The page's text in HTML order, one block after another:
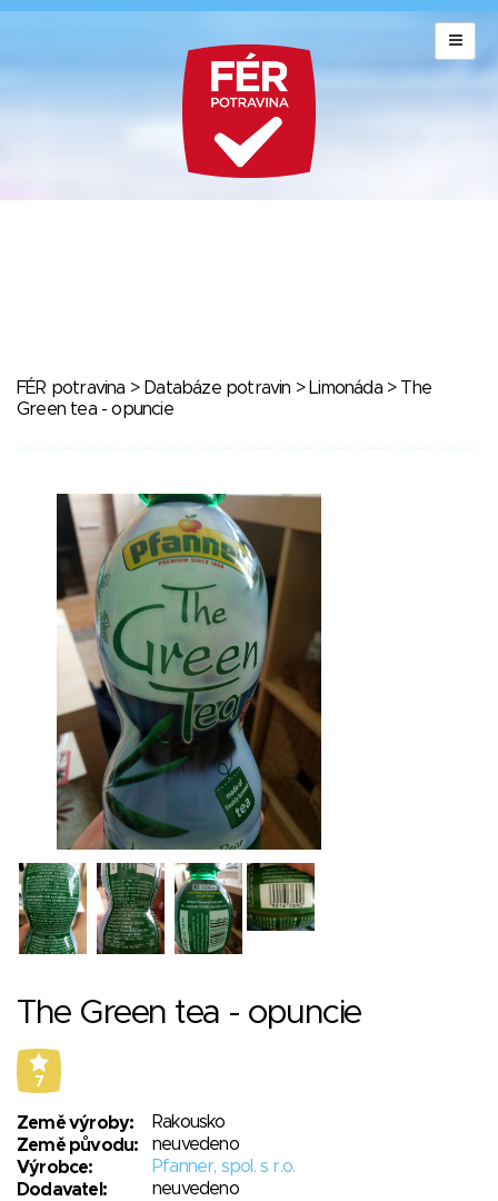
FÉR potravina > Databáze potravin > Limonáda> The
Green tea - opuncie
The Green tea - opuncie
7
Země výroby:
Rakousko
Země původu:
neuvedeno
Výrobce:
Pfanner, spol. s r.o.
Dodavatel:
neuvedeno